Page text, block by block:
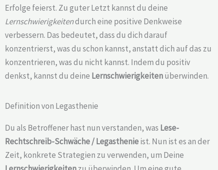
Erfolge feierst. Zu guter Letzt kannst du deine
Lernschwierigkeitendurch eine positive Denkweise
verbessern. Das bedeutet, dass du dich darauf
konzentrierst, was du schon kannst, anstatt dich auf das zu
konzentrieren, was du nicht kannst. Indem du positiv
denkst, kannst du deine Lernschwierigkeitenüberwinden.
Definition von Legasthenie
Du als Betroffener hast nun verstanden, was Lese-
Rechtschreib-Schwäche /Legasthenieist. Nun ist es an der
Zeit, konkrete Strategien zu verwenden, um Deine